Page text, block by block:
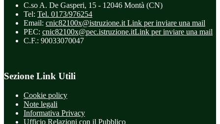
C.so A. De Gasperi, 15 - 12046 Montà (CN)
Tel: Tel. 0173/976254
Email: cnic82100x@istruzione.it Link per inviare una mail
PEC: cnic82100x@pec.istruzione.itLink per inviare una mail
C.F.: 90033070047
Sezione Link Utili
Cookie policy
Note legali
Informativa Privacy
Ufficio Relazioni con il Pubblico